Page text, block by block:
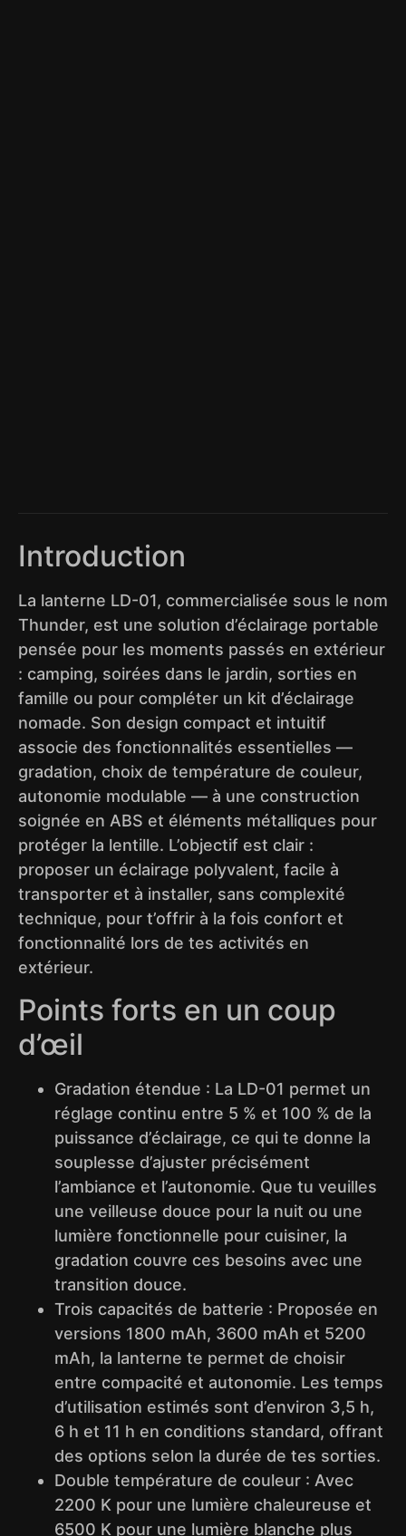
Introduction
La lanterne LD-01, commercialisée sous le nom
Thunder, est une solution d’éclairage portable
pensée pour les moments passés en extérieur
: camping, soirées dans le jardin, sorties en
famille ou pour compléter un kit d’éclairage
nomade. Son design compact et intuitif
associe des fonctionnalités essentielles —
gradation, choix de température de couleur,
autonomie modulable — à une construction
soignée en ABS et éléments métalliques pour
protéger la lentille. L’objectif est clair :
proposer un éclairage polyvalent, facile à
transporter et à installer, sans complexité
technique, pour t’offrir à la fois confort et
fonctionnalité lors de tes activités en
extérieur.
Points forts en un coup
d’œil
Gradation étendue : La LD-01 permet un
réglage continu entre 5 % et 100 % de la
puissance d’éclairage, ce qui te donne la
souplesse d’ajuster précisément
l’ambiance et l’autonomie. Que tu veuilles
une veilleuse douce pour la nuit ou une
lumière fonctionnelle pour cuisiner, la
gradation couvre ces besoins avec une
transition douce.
Trois capacités de batterie : Proposée en
versions 1800 mAh, 3600 mAh et 5200
mAh, la lanterne te permet de choisir
entre compacité et autonomie. Les temps
d’utilisation estimés sont d’environ 3,5 h,
6 h et 11 h en conditions standard, offrant
des options selon la durée de tes sorties.
Double température de couleur : Avec
2200 K pour une lumière chaleureuse et
6500 K pour une lumière blanche plus